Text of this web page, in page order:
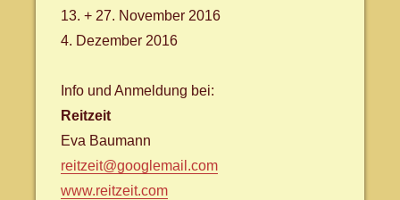
13. + 27. November 2016
4. Dezember 2016
Info und Anmeldung bei:
Reitzeit
Eva Baumann
reitzeit@googlemail.com
www.reitzeit.com